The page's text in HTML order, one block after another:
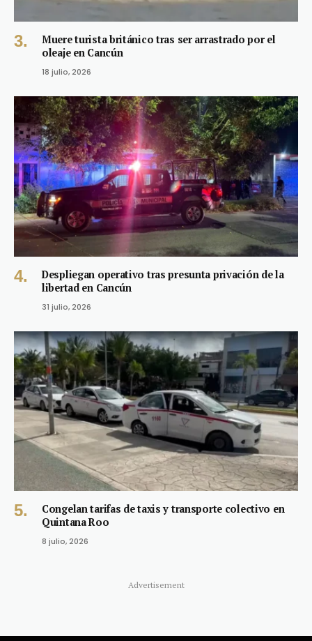
Muere turista británico tras ser arrastrado por el
oleaje en Cancún
18 julio, 2026
Despliegan operativo tras presunta privación de la
libertad en Cancún
31 julio, 2026
Congelan tarifas de taxis y transporte colectivo en
Quintana Roo
8 julio, 2026
Advertisement